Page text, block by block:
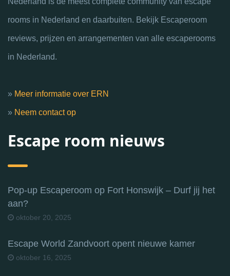
rooms in Nederland en daarbuiten. Bekijk Escaperoom
reviews, prijzen en arrangementen van alle escaperooms
in Nederland.
» Meer informatie over ERN
» Neem contact op
Escape room nieuws
Pop-up Escaperoom op Fort Honswijk – Durf jij het
aan?
oktober 20, 2025
Escape World Zandvoort opent nieuwe kamer
oktober 16, 2025